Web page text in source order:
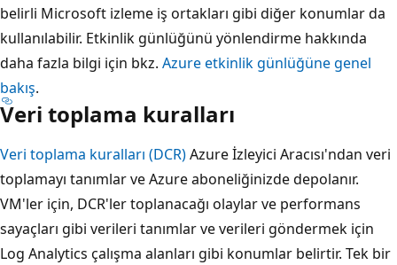
belirli Microsoft izleme iş ortakları gibi diğer konumlar da
kullanılabilir. Etkinlik günlüğünü yönlendirme hakkında
daha fazla bilgi için bkz. Azure etkinlik günlüğüne genel
bakış.
Veri toplama kuralları
Veri toplama kuralları (DCR)Azure İzleyici Aracısı'ndan veri
toplamayı tanımlar ve Azure aboneliğinizde depolanır.
VM'ler için, DCR'ler toplanacağı olaylar ve performans
sayaçları gibi verileri tanımlar ve verileri göndermek için
Log Analytics çalışma alanları gibi konumlar belirtir. Tek bir